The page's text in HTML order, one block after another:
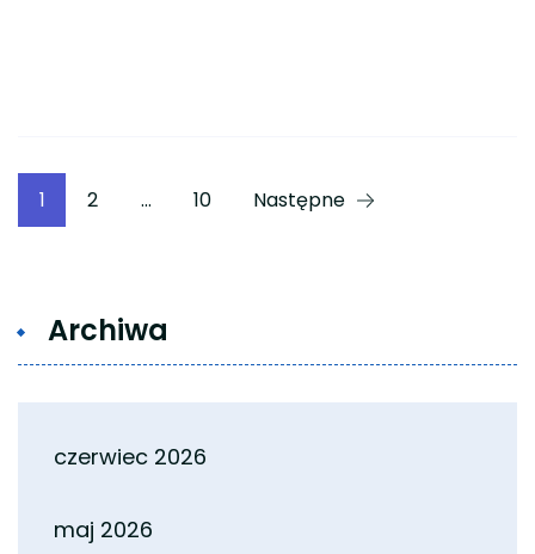
Stronicowanie
Strona
1 Strona
2 … Strona
10 Następne
Archiwa
czerwiec 2026
maj 2026